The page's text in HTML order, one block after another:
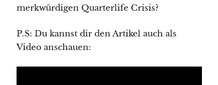
merkwürdigen Quarterlife Crisis?
P.S: Du kannst dir den Artikel auch als
Video anschauen: